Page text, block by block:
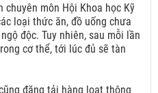
chuyên môn Hội Khoa học Kỹ
loại thức ăn, đồ uống chưa
độc. Tuy nhiên, sau mỗi lần
cơ thể, tới lúc đủ sẽ tàn
đăng tải hàng loạt thông